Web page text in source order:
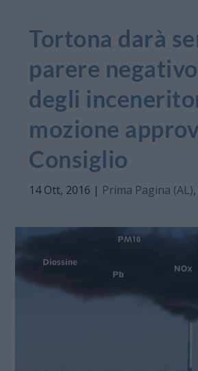
Tortona darà
parere negativo
degli
mozione
Consiglio
14 Ott, 2016 | Prima Pagina (AL),